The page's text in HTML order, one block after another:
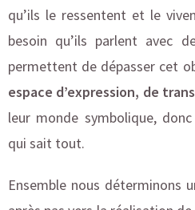
qu’ils le ressentent et le
besoin qu’ils parlent avec
permettent de dépasser cet
espace d’expression, de
leur monde symbolique,
qui sait tout.
Ensemble nous déterminons